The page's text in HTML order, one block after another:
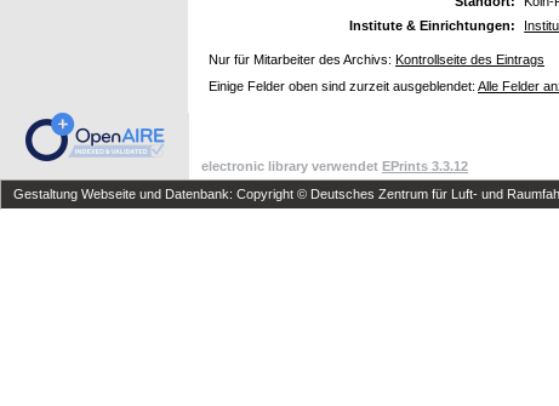
Institute & Einrichtungen:
Nur für Mitarbeiter des Archivs: Kontrollseite des Eintrags
Einige Felder oben sind zurzeit ausgeblendet: Alle Felder
electronic library verwendet EPrints 3.3.12
Gestaltung Webseite und Datenbank: Copyright © Deutsches Zentrum für Luft- und